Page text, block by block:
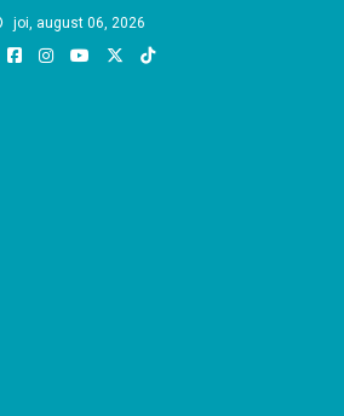
joi, august 06, 2026